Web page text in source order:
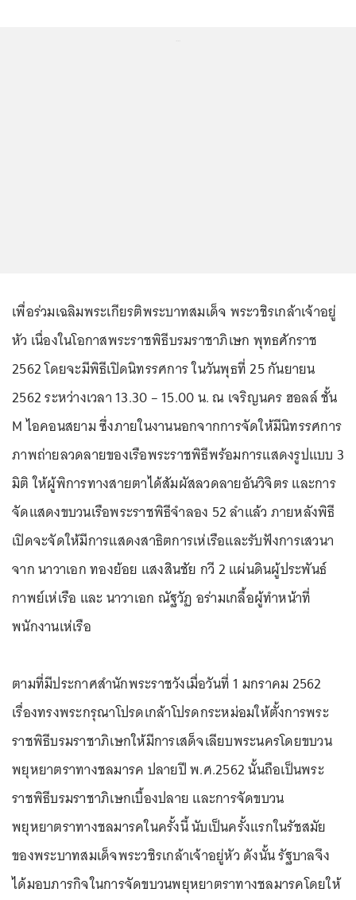
เพื่อร่วมเฉลิมพระเกียรติพระบาทสมเด็จ พระวชิรเกล้าเจ้าอยู่
หัว เนื่องในโอกาสพระราชพิธีบรมราชาภิเษก พุทธศักราช
2562 โดยจะมีพิธีเปิดนิทรรศการ ในวันพุธที่ 25 กันยายน
2562 ระหว่างเวลา 13.30 – 15.00 น. ณ เจริญนคร ฮอลล์ ชั้น
M ไอคอนสยาม ซึ่งภายในงานนอกจากการจัดให้มีนิทรรศการ
ภาพถ่ายลวดลายของเรือพระราชพิธีพร้อมการแสดงรูปแบบ 3
มิติ ให้ผู้พิการทางสายตาได้สัมผัสลวดลายอันวิจิตร และการ
จัดแสดงขบวนเรือพระราชพิธีจำลอง 52 ลำแล้ว ภายหลังพิธี
เปิดจะจัดให้มีการแสดงสาธิตการเห่เรือและรับฟังการเสวนา
จาก นาวาเอก ทองย้อย แสงสินชัย กวี 2 แผ่นดินผู้ประพันธ์
กาพย์เห่เรือ และ นาวาเอก ณัฐวัฏ อร่ามเกลื้อผู้ทำหน้าที่
พนักงานเห่เรือ
ตามที่มีประกาศสำนักพระราชวังเมื่อวันที่ 1 มกราคม 2562
เรื่องทรงพระกรุณาโปรดเกล้าโปรดกระหม่อมให้ตั้งการพระ
ราชพิธีบรมราชาภิเษกให้มีการเสด็จเลียบพระนครโดยขบวน
พยุหยาตราทางชลมารค ปลายปี พ.ศ.2562 นั้นถือเป็นพระ
ราชพิธีบรมราชาภิเษกเบื้องปลาย และการจัดขบวน
พยุหยาตราทางชลมารคในครั้งนี้ นับเป็นครั้งแรกในรัชสมัย
ของพระบาทสมเด็จพระวชิรเกล้าเจ้าอยู่หัว ดังนั้น รัฐบาลจึง
ได้มอบภารกิจในการจัดขบวนพยุหยาตราทางชลมารคโดยให้